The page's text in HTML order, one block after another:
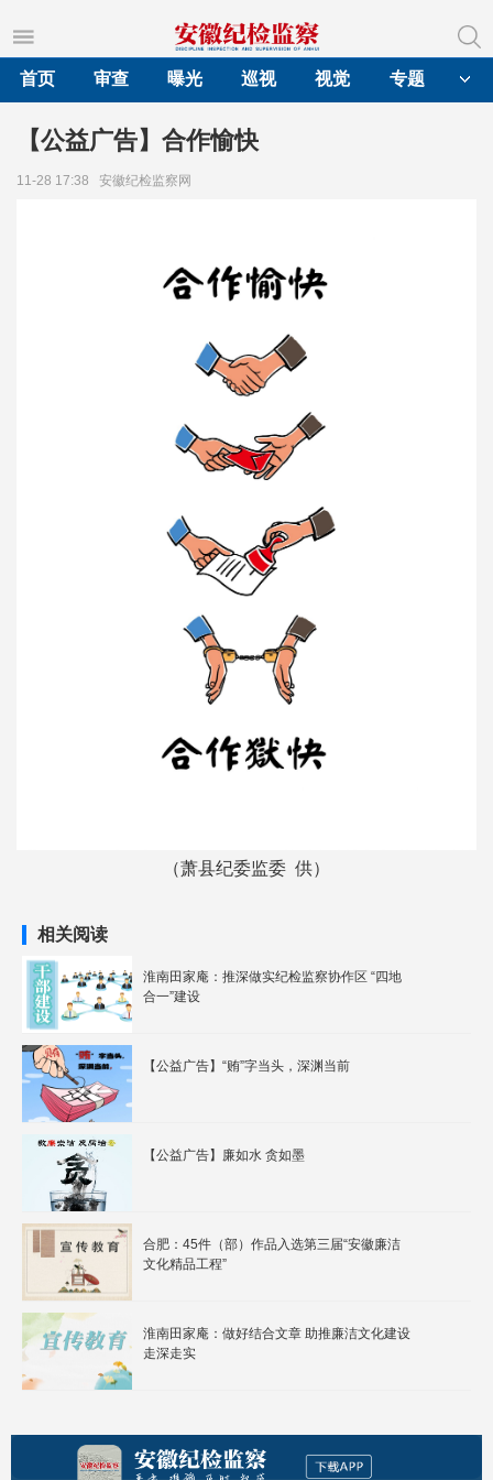
首页
审查 曝光 巡视 视觉 专题
【公益广告】合作愉快
11-28 17:38 安徽纪检监察网
（萧县纪委监委 供）
相关阅读
淮南田家庵：推深做实纪检监察协作区 “四地
合一”建设
【公益广告】“贿”字当头，深渊当前
【公益广告】廉如水 贪如墨
合肥：45件（部）作品入选第三届“安徽廉洁
文化精品工程”
淮南田家庵：做好结合文章 助推廉洁文化建设
走深走实